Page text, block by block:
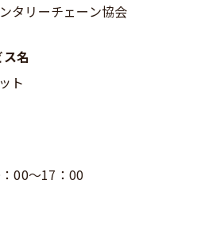
タリーチェーン協会
名
ト
00～17：00